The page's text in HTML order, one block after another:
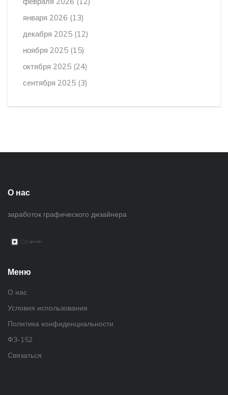
января 2026 (13)
декабря 2025 (12)
ноября 2025 (15)
октября 2025 (24)
сентября 2025 (3)
О нас
заработок графического дизайнера
Меню
О нас
Условия использования
Политика конфиденциальности
ФЗ-152
Связаться